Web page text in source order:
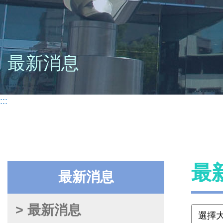
最新消息
:::
最新消息
> 最新消息
最